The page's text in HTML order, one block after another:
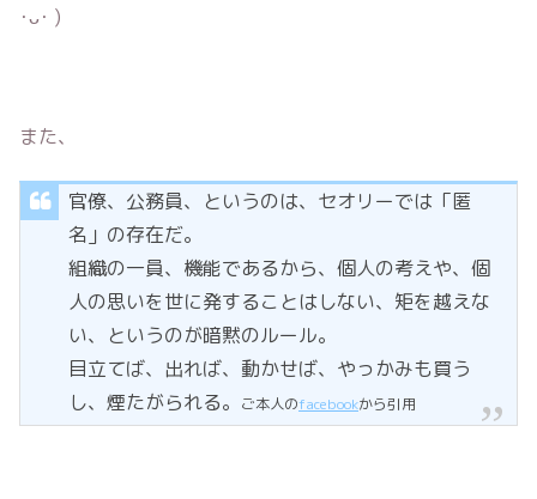
･ᴗ･ )
また、
官僚、公務員、というのは、セオリーでは「匿
名」の存在だ。
組織の一員、機能であるから、個人の考えや、個
人の思いを世に発することはしない、矩を越えな
い、というのが暗黙のルール。
目立てば、出れば、動かせば、やっかみも買う
し、煙たがられる。
ご本人のfacebookから引用